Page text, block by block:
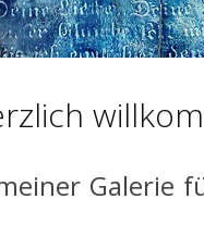
Galerie